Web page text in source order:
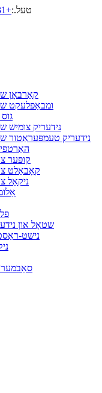
טעל.:+86-577-62511131
קאַרבאָן
ומבאַפלעקט
נידעריק צומיש
נידעריק טעמפּעראַטור
קופּער
קאָבאַלט
ניקאַל
שטאָל און
נישט-